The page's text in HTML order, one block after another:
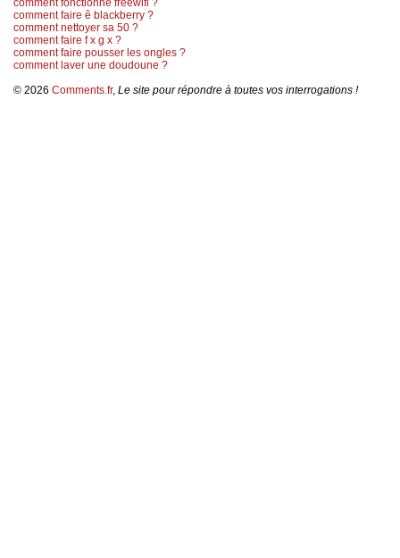
comment fonctionne freewifi ?
comment faire ê blackberry ?
comment nettoyer sa 50 ?
comment faire f x g x ?
comment faire pousser les ongles ?
comment laver une doudoune ?
© 2026 Comments.fr, Le site pour répondre à toutes vos interrogations !